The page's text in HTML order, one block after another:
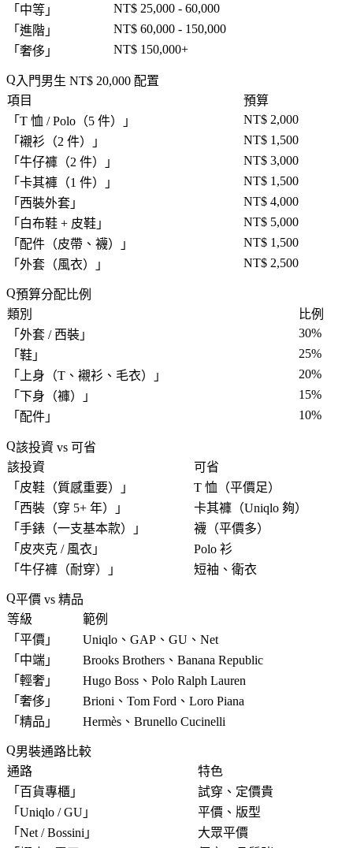
「 中等 」
NT$ 25,000 - 60,000
「 進階 」
NT$ 60,000 - 150,000
「 奢侈 」 NT$ 150,000+
入門男生 NT$ 20,000 配置
項目
預算
「 T 恤 / Polo（5 件） 」
NT$ 2,000
「 襯衫（2 件） 」
NT$ 1,500
「 牛仔褲（2 件） 」
NT$ 3,000
「 卡其褲（1 件） 」
NT$ 1,500
「 西裝外套 」
NT$ 4,000
「 白布鞋 + 皮鞋 」
NT$ 5,000
「 配件（皮帶、襪） 」
NT$ 1,500
「 外套（風衣） 」 NT$ 2,500
預算分配比例
類別
比例
「 外套 / 西裝 」
30%
「 鞋 」
25%
「
上身（T、襯衫、毛衣） 」
20%
「 下身（褲） 」
15%
「 配件 」 10%
該投資 vs 可省
該投資
可省
「 皮鞋（質感重要） 」
T 恤（平價足）
「 西裝（穿 5+ 年） 」
卡其褲（Uniqlo 夠）
「 手錶（一支基本款） 」
襪（平價多）
「 皮夾克 / 風衣 」
Polo 衫
「 牛仔褲（耐穿） 」 短袖、衛衣
平價 vs 精品
等級
範例
「 平價 」
Uniqlo、GAP、GU、Net
「 中端 」
Brooks Brothers、Banana Republic
「 輕奢 」
Hugo Boss、Polo Ralph Lauren
「 奢侈 」
Brioni、Tom Ford、Loro Piana
「 精品 」 Hermès、Brunello Cucinelli
男裝通路比較
通路
特色
「 百貨專櫃 」
試穿、定價貴
「 Uniqlo / GU 」
平價、版型
「 Net / Bossini 」
大眾平價